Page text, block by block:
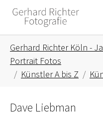
Skip to main content
Skip to page footer
Gerhard Richter Köln -
Portrait Fotos
Künstler A bis Z
Dave Liebman